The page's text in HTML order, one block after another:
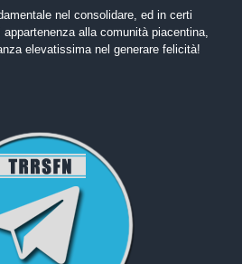
nel consolidare, ed in certi
alla comunità piacentina,
elevatissima nel generare felicità!